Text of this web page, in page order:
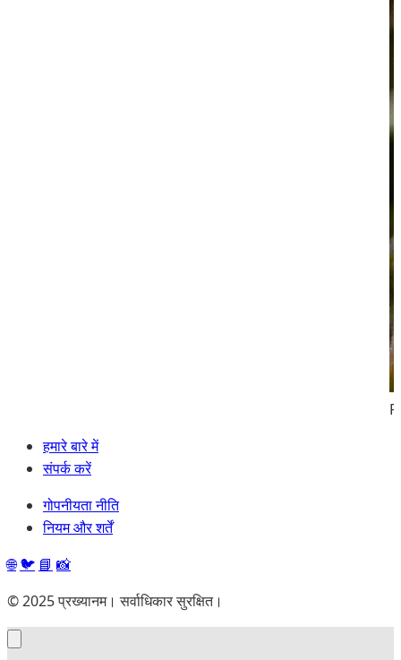
हमारे बारे में
संपर्क करें
गोपनीयता नीति
नियम और शर्तें
🌐 🐦 📘 📸
© 2025 प्रख्यानम। सर्वाधिकार सुरक्षित।